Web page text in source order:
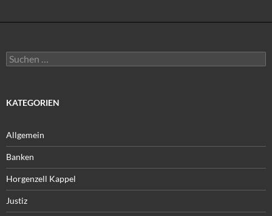
Suchen
nach:
KATEGORIEN
Allgemein
Banken
Horgenzell Kappel
Justiz